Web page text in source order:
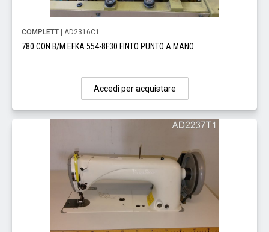
COMPLETT | AD2316C1
780 CON B/M EFKA 554-8F30 FINTO PUNTO A MANO
Accedi per acquistare